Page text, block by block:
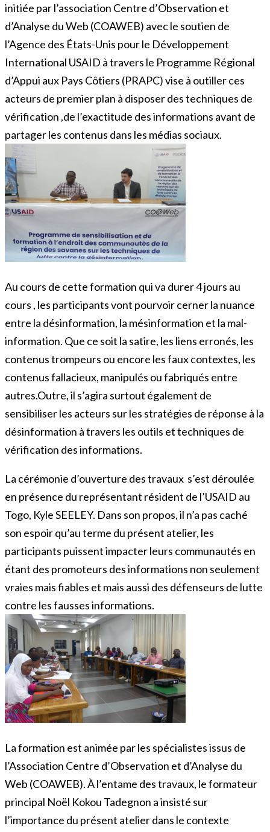
initiée par l’association Centre d’Observation et
d’Analyse du Web (COAWEB) avec le soutien de
l’Agence des États-Unis pour le Développement
International USAID à travers le Programme Régional
d’Appui aux Pays Côtiers (PRAPC) vise à outiller ces
acteurs de premier plan à disposer des techniques de
vérification ,de l’exactitude des informations avant de
partager les contenus dans les médias sociaux.
Au cours de cette formation qui va durer 4 jours au
cours , les participants vont pourvoir cerner la nuance
entre la désinformation, la mésinformation et la mal-
information. Que ce soit la satire, les liens erronés, les
contenus trompeurs ou encore les faux contextes, les
contenus fallacieux, manipulés ou fabriqués entre
autres.Outre, il s’agira surtout également de
sensibiliser les acteurs sur les stratégies de réponse à la
désinformation à travers les outils et techniques de
vérification des informations.
La cérémonie d’ouverture des travaux s’est déroulée
en présence du représentant résident de l’USAID au
Togo, Kyle SEELEY. Dans son propos, il n’a pas caché
son espoir qu’au terme du présent atelier, les
participants puissent impacter leurs communautés en
étant des promoteurs des informations non seulement
vraies mais fiables et mais aussi des défenseurs de lutte
contre les fausses informations.
La formation est animée par les spécialistes issus de
l’Association Centre d’Observation et d’Analyse du
Web (COAWEB). À l’entame des travaux, le formateur
principal Noël Kokou Tadegnon a insisté sur
l’importance du présent atelier dans le contexte